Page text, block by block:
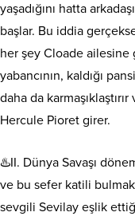
yaşadığını hatta
başlar. Bu iddia
her şey Cloade
yabancının, kaldığı
daha da
Hercule Pioret girer.
♨️II. Dünya Savaşı
ve bu sefer katili
sevgili Sevilay eşlik